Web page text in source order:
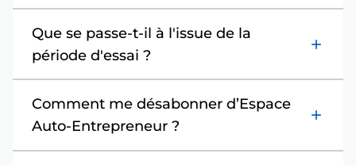
Que se passe-t-il à l'issue de la
période d'essai ?
add
Comment me désabonner d’Espace
Auto-Entrepreneur ?
add